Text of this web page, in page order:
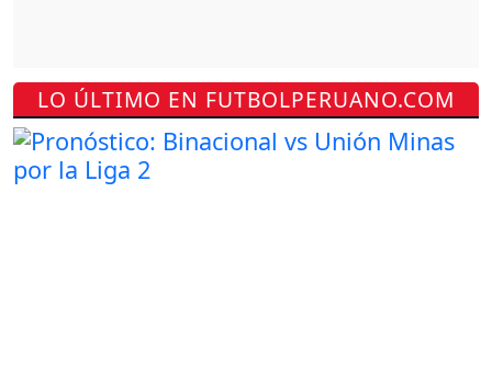
LO ÚLTIMO EN FUTBOLPERUANO.COM